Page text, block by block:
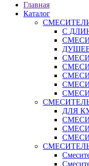
Главная
Каталог
С
ДЛЯ